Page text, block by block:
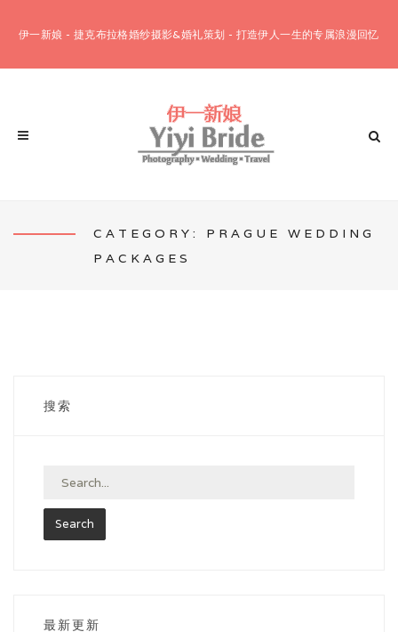
伊一新娘 - 捷克布拉格婚纱摄影&婚礼策划 - 打造伊人一生的专属浪漫回忆
客片欣赏 婚纱摄影套餐
CATEGORY: PRAGUE WEDDING
PACKAGES
搜索
最新更新